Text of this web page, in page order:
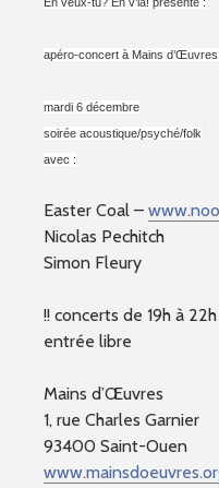
apéro-concert à Mains d’Œuvres
mardi 6 décembre
soirée acoustique/psyché/folk
avec :
Easter Coal –
Nicolas Pechitch
Simon Fleury
!! concerts de 19h à 22h
entrée libre
Mains d’Œuvres
1, rue Charles Garnier
93400 Saint-Ouen